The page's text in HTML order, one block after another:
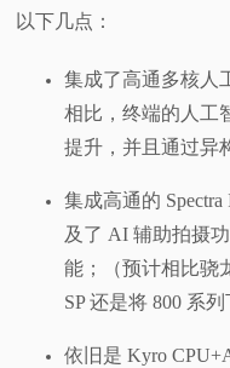
以下几点：
集成了高通多核人
相比，终端的人工
提升，并且通过异
集成高通的
及了 AI 辅助拍摄
能；（预计相比骁
SP 还是将 800 系列
依旧是 Kyro